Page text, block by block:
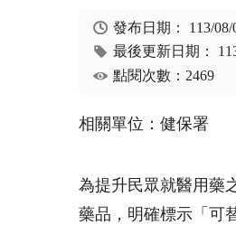
發布日期： 113/08/
最後更新日期：
點閱次數：2469
相關單位：健保署
為提升民眾就醫用藥
藥品，明確標示「可